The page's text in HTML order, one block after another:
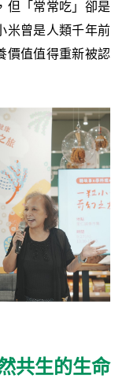
但「常常吃」卻是
米曾是人類千年前
價值值得重新被認
共生的生命